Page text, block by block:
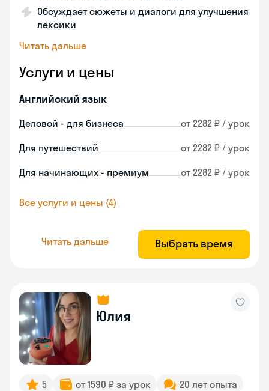
Обсуждает сюжеты и диалоги для улучшения
лексики
Читать дальше
Услуги и цены
Английский язык
Деловой - для бизнеса от 2282 ₽ / урок
Для путешествий от 2282 ₽ / урок
Для начинающих - премиум от 2282 ₽ / урок
Все услуги и цены (4)
Читать дальше Выбрать время
Юлия
5 от 1590 ₽ за урок
20 лет опыта